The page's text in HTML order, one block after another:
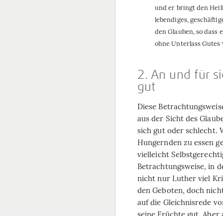
und er bringt den
lebendiges,
den Glauben, so dass
ohne Unterlass Gutes
2. An und für
gut
Diese
aus der Sicht des
sich gut oder schlecht.
Hungernden zu essen
vielleicht
Betrachtungsweise, in
nicht nur Luther viel
den Geboten, doch
auf die Gleichnisrede